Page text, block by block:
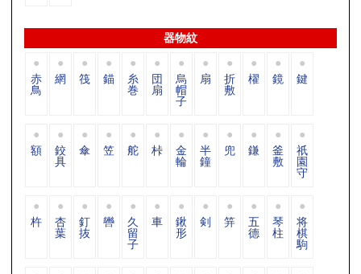
器物紋
赤
鳥
網 筏 錨 糸
巻
団
扇
烏
帽
子
扇 折
敷
櫂 鏡 鍵
額 鉸
具
傘 笠 舵 桛 金
輪
半
鐘
兜 鎌 釜
敷
祇
園
守
杵 杏
葉
釘
抜
轡 久
留
子
車 鍬
形
剣 笄 五
德
琴
柱
将
棋
駒